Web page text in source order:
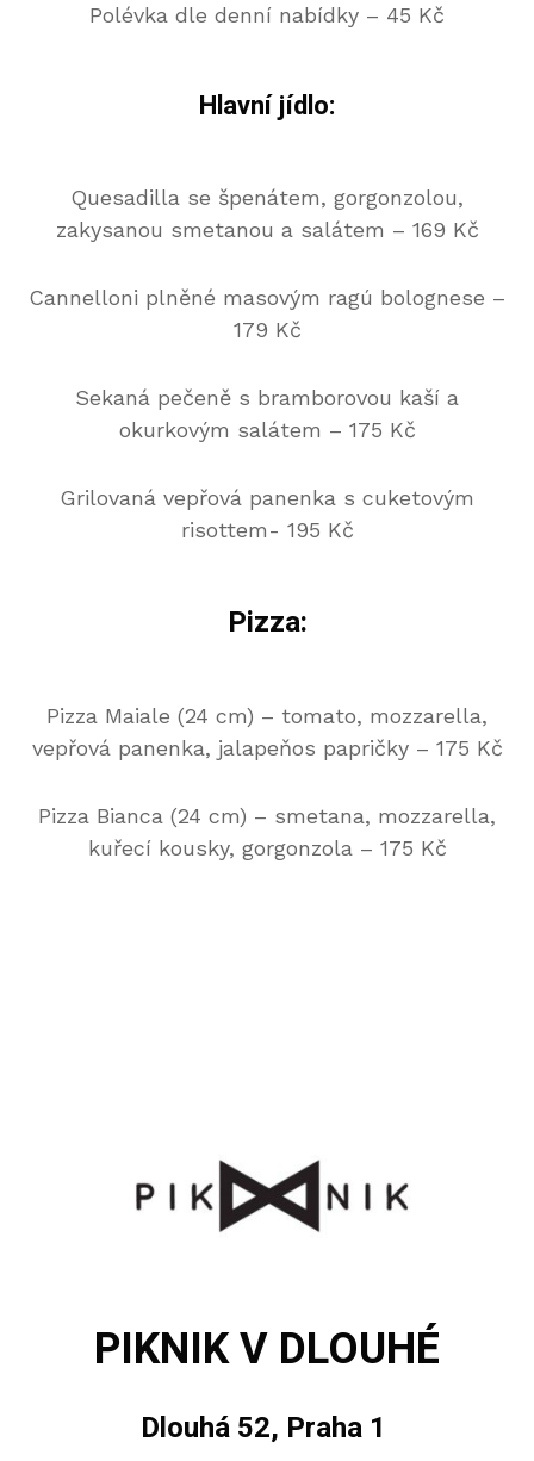
Polévka dle denní nabídky – 45 Kč
Hlavní jídlo:
Quesadilla se špenátem, gorgonzolou,
zakysanou smetanou a salátem – 169 Kč
Cannelloni plněné masovým ragú bolognese –
179 Kč
Sekaná pečeně s bramborovou kaší a
okurkovým salátem – 175 Kč
Grilovaná vepřová panenka s cuketovým
risottem- 195 Kč
Pizza:
Pizza Maiale (24 cm) – tomato, mozzarella,
vepřová panenka, jalapeňos papričky – 175 Kč
Pizza Bianca (24 cm) – smetana, mozzarella,
kuřecí kousky, gorgonzola – 175 Kč
PIKNIK V DLOUHÉ
Dlouhá 52, Praha 1